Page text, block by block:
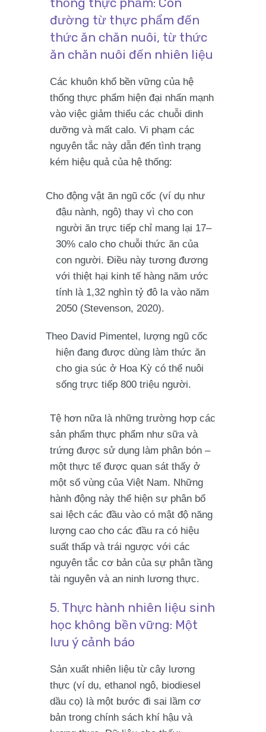
đường từ thực phẩm đến
thức ăn chăn nuôi, từ thức
ăn chăn nuôi đến nhiên liệu
Các khuôn khổ bền vững của hệ
thống thực phẩm hiện đại nhấn mạnh
vào việc giảm thiểu các chuỗi dinh
dưỡng và mất calo. Vi phạm các
nguyên tắc này dẫn đến tình trạng
kém hiệu quả của hệ thống:
Cho động vật ăn ngũ cốc (ví dụ như
đậu nành, ngô) thay vì cho con
người ăn trực tiếp chỉ mang lại 17–
30% calo cho chuỗi thức ăn của
con người. Điều này tương đương
với thiệt hại kinh tế hàng năm ước
tính là 1,32 nghìn tỷ đô la vào năm
2050 (Stevenson, 2020).
Theo David Pimentel, lượng ngũ cốc
hiện đang được dùng làm thức ăn
cho gia súc ở Hoa Kỳ có thể nuôi
sống trực tiếp 800 triệu người.
Tệ hơn nữa là những trường hợp các
sản phẩm thực phẩm như sữa và
trứng được sử dụng làm phân bón –
một thực tế được quan sát thấy ở
một số vùng của Việt Nam. Những
hành động này thể hiện sự phân bổ
sai lệch các đầu vào có mật độ năng
lượng cao cho các đầu ra có hiệu
suất thấp và trái ngược với các
nguyên tắc cơ bản của sự phân tầng
tài nguyên và an ninh lương thực.
5. Thực hành nhiên liệu sinh
học không bền vững: Một
lưu ý cảnh báo
Sản xuất nhiên liệu từ cây lương
thực (ví dụ, ethanol ngô, biodiesel
dầu cọ) là một bước đi sai lầm cơ
bản trong chính sách khí hậu và